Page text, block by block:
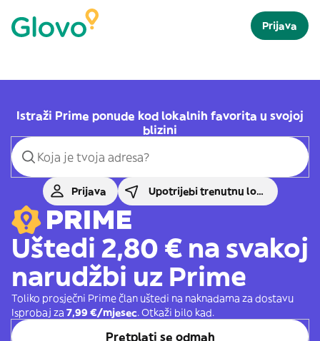
Prijava
Istraži Prime ponude kod lokalnih favorita u svojoj
blizini
Prijava Upotrijebi trenutnu lokaciju
Uštedi 2,80 € na svakoj
narudžbi uz Prime
Toliko prosječni Prime član uštedi na naknadama za dostavu
Isprobaj za 7,99 €/mjesec. Otkaži bilo kad.
Pretplati se odmah